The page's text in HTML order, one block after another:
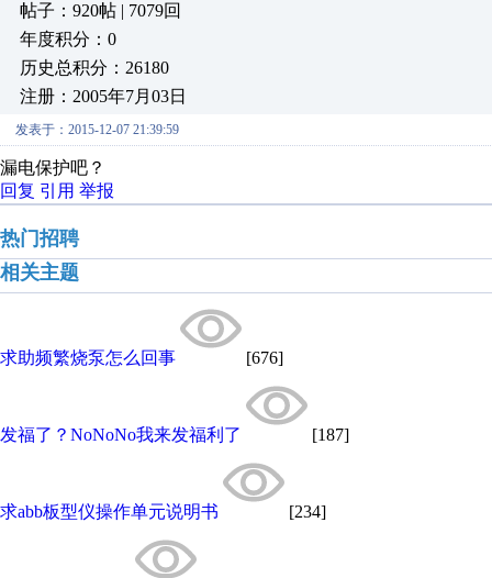
帖子：920帖 | 7079回
年度积分：0
历史总积分：26180
注册：2005年7月03日
发表于：2015-12-07 21:39:59
漏电保护吧？
回复 引用 举报
热门招聘
相关主题
求助频繁烧泵怎么回事 [676]
发福了？NoNoNo我来发福利了 [187]
求abb板型仪操作单元说明书 [234]